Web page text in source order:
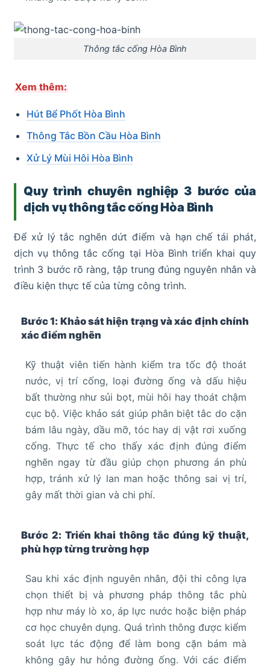
Thông tắc cống Hòa Bình
Xem thêm:
Hút Bể Phốt Hòa Bình
Thông Tắc Bồn Cầu Hòa Bình
Xử Lý Mùi Hôi Hòa Bình
Quy trình chuyên nghiệp 3 bước của
dịch vụ thông tắc cống Hòa Bình
Để xử lý tắc nghẽn dứt điểm và hạn chế tái phát,
dịch vụ thông tắc cống tại Hòa Bình triển khai quy
trình 3 bước rõ ràng, tập trung đúng nguyên nhân và
điều kiện thực tế của từng công trình.
Bước 1: Khảo sát hiện trạng và xác định chính
xác điểm nghẽn
Kỹ thuật viên tiến hành kiểm tra tốc độ thoát
nước, vị trí cống, loại đường ống và dấu hiệu
bất thường như sủi bọt, mùi hôi hay thoát chậm
cục bộ. Việc khảo sát giúp phân biệt tắc do cặn
bám lâu ngày, dầu mỡ, tóc hay dị vật rơi xuống
cống. Thực tế cho thấy xác định đúng điểm
nghẽn ngay từ đầu giúp chọn phương án phù
hợp, tránh xử lý lan man hoặc thông sai vị trí,
gây mất thời gian và chi phí.
Bước 2: Triển khai thông tắc đúng kỹ thuật,
phù hợp từng trường hợp
Sau khi xác định nguyên nhân, đội thi công lựa
chọn thiết bị và phương pháp thông tắc phù
hợp như máy lò xo, áp lực nước hoặc biện pháp
cơ học chuyên dụng. Quá trình thông được kiểm
soát lực tác động để làm bong cặn bám mà
không gây hư hỏng đường ống. Với các điểm